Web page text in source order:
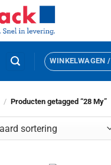
WINKELWAGEN /
/ Producten getagged “28 My”